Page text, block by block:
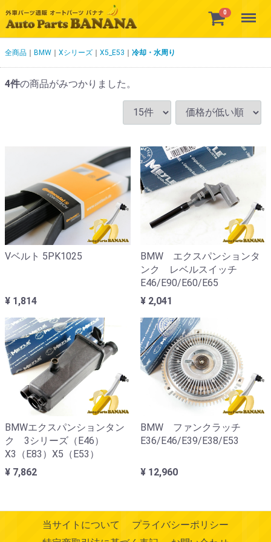
0 Menu
全商品 BMW Xシリーズ X5_E53 冷却・水周り
4件の商品がみつかりました。
Vベルト 5PK1025
¥ 1,814
BMW エクスパンションタ
ンク レベルスイッチ
E46/E90/E60/E65
¥ 2,041
BMWエクスパンションタン
ク 3シリーズ（E46）
X3（E83）X5（E53）
¥ 7,862
BMW ファンクラッチ
E36/E46/E39/E38/E53
¥ 12,960
当サイトについて
プライバシーポリシー